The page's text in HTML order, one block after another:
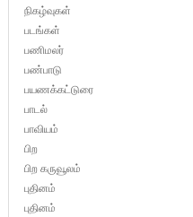
நிகழ்வுகள்
படங்கள்
பணிமலர்
பண்பாடு
பயணக்கட்டுரை
பாடல்
பாவியம்
பிற
பிற கருவூலம்
புதினம்
புதினம்